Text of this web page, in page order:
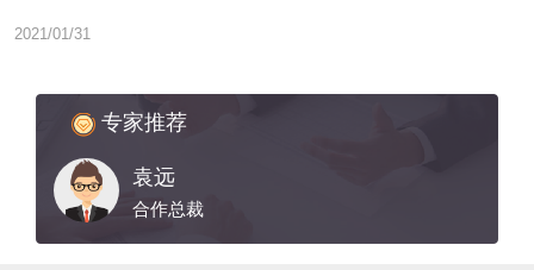
2021/01/31
专家推荐
袁远
合作总裁